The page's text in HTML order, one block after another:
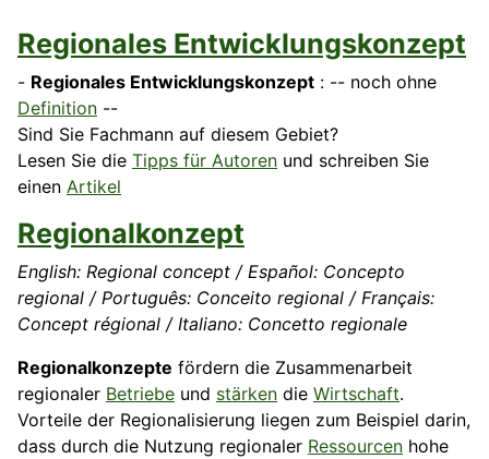
Regionales Entwicklungskonzept
- Regionales Entwicklungskonzept : -- noch ohne
Definition --
Sind Sie Fachmann auf diesem Gebiet?
Lesen Sie die Tipps für Autoren und schreiben Sie
einen Artikel
Regionalkonzept
English: Regional concept / Español: Concepto
regional / Português: Conceito regional / Français:
Concept régional / Italiano: Concetto regionale
Regionalkonzepte fördern die Zusammenarbeit
regionaler Betriebe und stärken die Wirtschaft.
Vorteile der Regionalisierung liegen zum Beispiel darin,
dass durch die Nutzung regionaler Ressourcen hohe